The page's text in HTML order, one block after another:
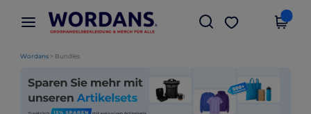
× Wordans App
Bessere Preise in der App!
App holen
Wordans > Bundles